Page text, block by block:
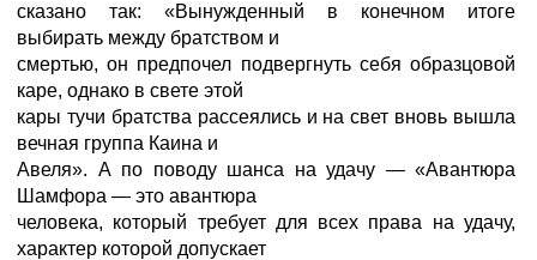
сказано так: «Вынужденный в конечном итоге
выбирать между братством и
смертью, он предпочел подвергнуть себя образцовой
каре, однако в свете этой
кары тучи братства рассеялись и на свет вновь вышла
вечная группа Каина и
Авеля». А по поводу шанса на удачу — «Авантюра
Шамфора — это авантюра
человека, который требует для всех права на удачу,
характер которой допускает